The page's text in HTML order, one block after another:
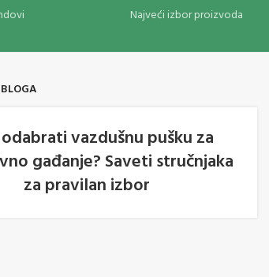
Bez futrole
Najveći izbor proizvoda
vazdušnu pušku za
gađanje? Saveti stručnjaka
za pravilan izbor